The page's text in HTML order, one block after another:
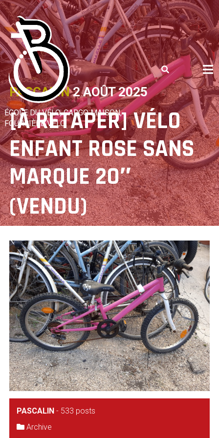
Skip
to
content
ÉCOLE DU VÉLO, CARGO MAISON,
FOURRIÈRE VÉLO
PASCALIN 2 AOÛT 2025
[À RETAPER] VÉLO
ENFANT ROSE SANS
MARQUE 20″
(VENDU)
PASCALIN- 533 posts
Archive